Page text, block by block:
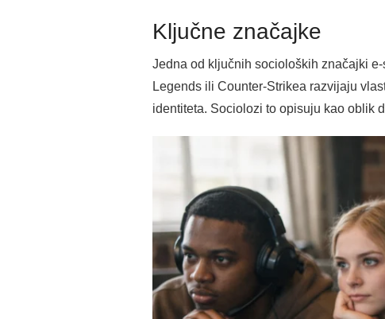
Ključne značajke
Jedna od ključnih socioloških značajki
Legends ili Counter-Strikea razvijaju
identiteta. Sociolozi to opisuju kao oblik